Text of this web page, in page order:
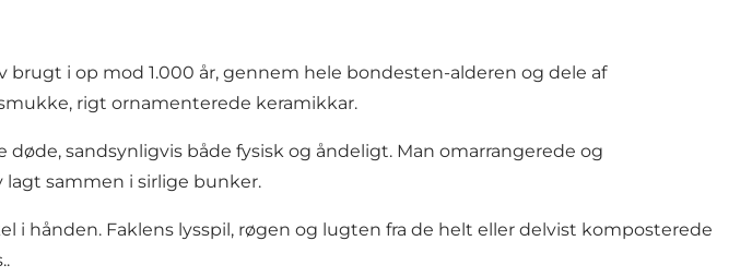
i op mod 1.000 år, gennem hele bondesten-alderen og dele af
rigt ornamenterede keramikkar.
sandsynligvis både fysisk og åndeligt. Man omarrangerede og
sammen i sirlige bunker.
hånden. Faklens lysspil, røgen og lugten fra de helt eller delvist komposterede